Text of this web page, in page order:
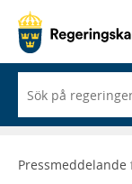
du
börjar
skriva
framträder
Pressmeddelande